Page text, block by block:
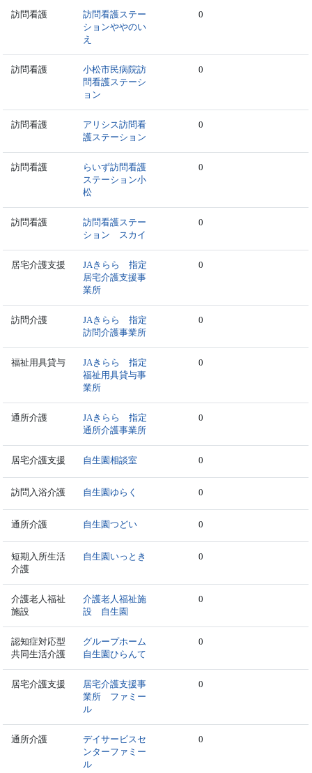
訪問看護
訪問看護ステー
ションややのい
え
0
訪問看護
小松市民病院訪
問看護ステーシ
ョン
0
訪問看護
アリシス訪問看
護ステーション
0
訪問看護
らいず訪問看護
ステーション小
松
0
訪問看護
訪問看護ステー
ション スカイ
0
居宅介護支援
JAきらら 指定
居宅介護支援事
業所
0
訪問介護
JAきらら 指定
訪問介護事業所
0
福祉用具貸与
JAきらら 指定
福祉用具貸与事
業所
0
通所介護
JAきらら 指定
通所介護事業所
0
居宅介護支援 自生園相談室 0
訪問入浴介護 自生園ゆらく 0
通所介護 自生園つどい 0
短期入所生活
介護
自生園いっとき 0
介護老人福祉
施設
介護老人福祉施
設 自生園
0
認知症対応型
共同生活介護
グループホーム
自生園ひらんて
0
居宅介護支援
居宅介護支援事
業所 ファミー
ル
0
通所介護
デイサービスセ
ンターファミー
ル
0